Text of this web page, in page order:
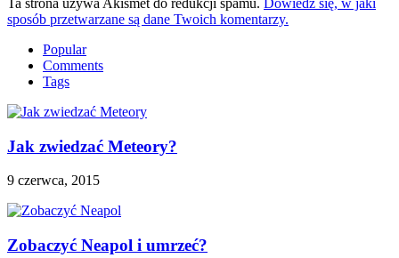
Ta strona używa Akismet do redukcji spamu. Dowiedz się, w jaki
sposób przetwarzane są dane Twoich komentarzy.
Popular
Comments
Tags
Jak zwiedzać Meteory?
9 czerwca, 2015
Zobaczyć Neapol i umrzeć?